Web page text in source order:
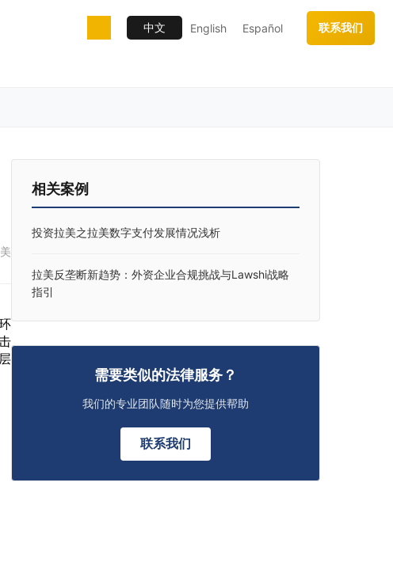
中文 English Español 联系我们
相关案例
投资拉美之拉美数字支付发展情况浅析
拉美反垄断新趋势：外资企业合规挑战与Lawshi战略
指引
需要类似的法律服务？
我们的专业团队随时为您提供帮助
联系我们